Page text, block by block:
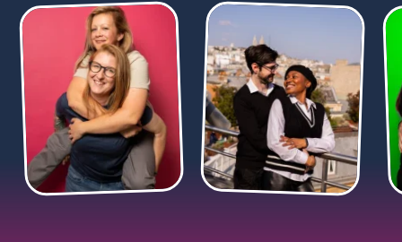
2 minutes
Décryptage SMS : il répond... 3 jours après